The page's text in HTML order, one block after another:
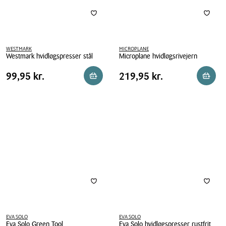
WESTMARK
Westmark hvidløgspresser stål
Westmark
hvidløgspresser
Pris
Pris 99,95 kr.
99,95 kr. Reservér i butik
MICROPLANE
Microplane hvidløgsrivejern
Microplane
hvidløgsrivejern
Pris
Pris 219,95 kr.
219,95 kr.
EVA SOLO
Eva Solo Green Tool
EVA SOLO
Eva Solo hvidløgspresser rustfrit